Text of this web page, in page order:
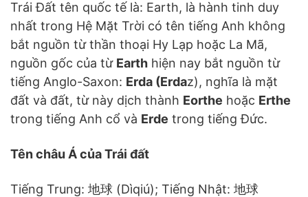
Trái Đất tên quốc tế là: Earth, là hành tinh duy
nhất trong Hệ Mặt Trời có tên tiếng Anh không
bắt nguồn từ thần thoại Hy Lạp hoặc La Mã,
nguồn gốc của từ Earth hiện nay bắt nguồn từ
tiếng Anglo-Saxon: Erda (Erdaz), nghĩa là mặt
đất và đất, từ này dịch thành Eorthe hoặc Erthe
trong tiếng Anh cổ và Erde trong tiếng Đức.
Tên châu Á của Trái đất
Tiếng Trung: 地球 (Dìqiú); Tiếng Nhật: 地球